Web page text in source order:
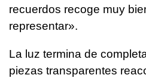
recuerdos recoge muy
representar».
La luz termina de
piezas transparentes